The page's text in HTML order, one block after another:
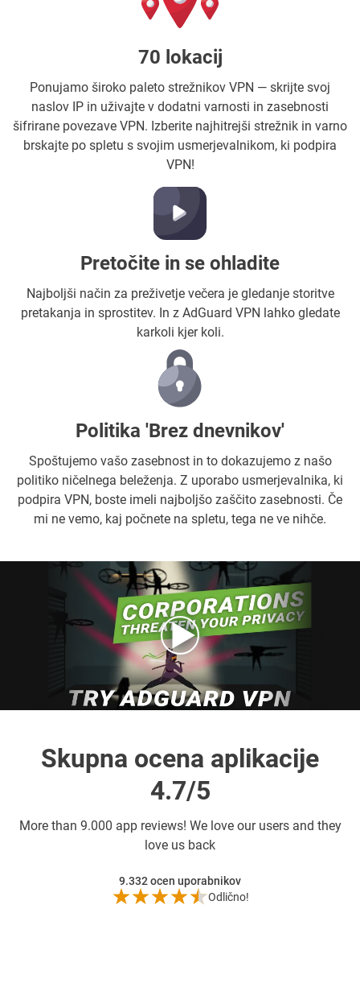
70 lokacij
Ponujamo široko paleto strežnikov VPN — skrijte svoj
naslov IP in uživajte v dodatni varnosti in zasebnosti
šifrirane povezave VPN. Izberite najhitrejši strežnik in varno
brskajte po spletu s svojim usmerjevalnikom, ki podpira
VPN!
Pretočite in se ohladite
Najboljši način za preživetje večera je gledanje storitve
pretakanja in sprostitev. In z AdGuard VPN lahko gledate
karkoli kjer koli.
Politika 'Brez dnevnikov'
Spoštujemo vašo zasebnost in to dokazujemo z našo
politiko ničelnega beleženja. Z uporabo usmerjevalnika, ki
podpira VPN, boste imeli najboljšo zaščito zasebnosti. Če
mi ne vemo, kaj počnete na spletu, tega ne ve nihče.
Skupna ocena aplikacije
4.7/5
More than 9.000 app reviews! We love our users and they
love us back
9.332ocen uporabnikov
Odlično!